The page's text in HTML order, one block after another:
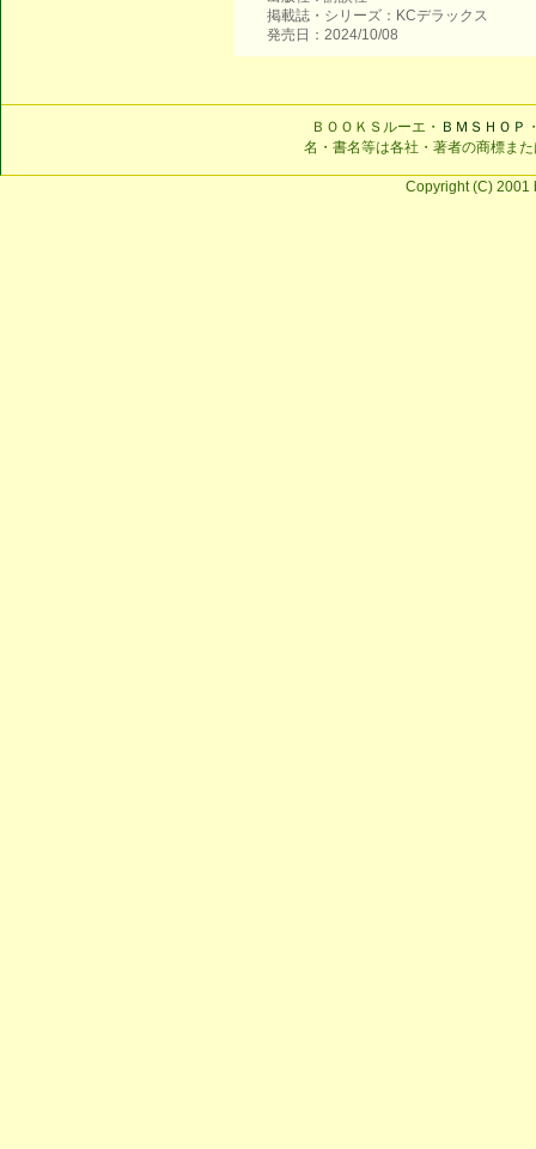
掲載誌・シリーズ：KCデラックス
発売日：2024/10/08
ＢＯＯＫＳルーエ・ ＢＭＳＨＯＰ
名・書名等は各社・著者の商標ま
Copyright (C) 2001